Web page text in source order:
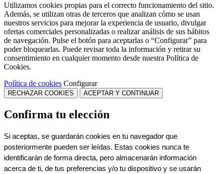
Utilizamos cookies propias para el correcto funcionamiento del sitio.
Además, se utilizan otras de terceros que analizan cómo se usan
nuestros servicios para mejorar la experiencia de usuario, divulgar
ofertas comerciales personalizadas o realizar análisis de sus hábitos
de navegación. Pulse el botón para aceptarlas o “Configurar” para
poder bloquearlas. Puede revisar toda la información y retirar su
consentimiento en cualquier momento desde nuestra Política de
Cookies.
Política de cookies Configurar
RECHAZAR COOKIES ACEPTAR Y CONTINUAR
Confirma tu elección
Si aceptas, se guardarán cookies en tu navegador que
posteriormente pueden ser leídas. Estas cookies nunca te
identificarán de forma directa, pero almacenarán información
acerca de ti, de tus preferencias y/o tu dispositivo y se usarán